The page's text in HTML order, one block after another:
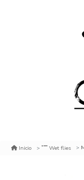
Inicio Wet flies